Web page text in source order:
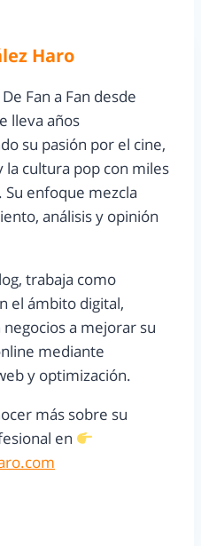
Haro
Fan a Fan desde
lleva años
su pasión por el cine,
la cultura pop con miles
Su enfoque mezcla
análisis y opinión
trabaja como
el ámbito digital,
a mejorar su
mediante
y optimización.
más sobre su
en